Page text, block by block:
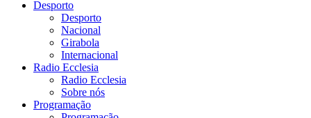
Desporto
Desporto
Nacional
Girabola
Internacional
Radio Ecclesia
Radio Ecclesia
Sobre nós
Programação